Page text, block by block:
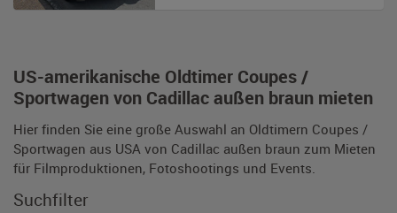
US-amerikanische Oldtimer Coupes /
Sportwagen von Cadillac außen braun mieten
Hier finden Sie eine große Auswahl an Oldtimern Coupes /
Sportwagen aus USA von Cadillac außen braun zum Mieten
für Filmproduktionen, Fotoshootings und Events.
Suchfilter